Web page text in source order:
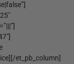
et_pb_column]